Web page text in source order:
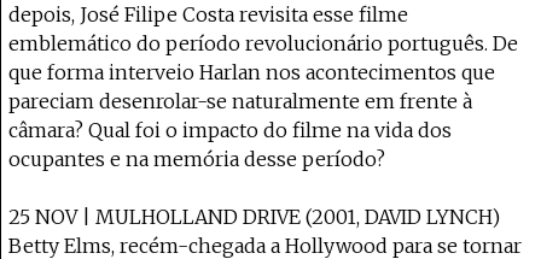
depois, José Filipe Costa revisita esse filme
emblemático do período revolucionário português. De
que forma interveio Harlan nos acontecimentos que
pareciam desenrolar-se naturalmente em frente à
câmara? Qual foi o impacto do filme na vida dos
ocupantes e na memória desse período?
25 NOV | MULHOLLAND DRIVE (2001, DAVID LYNCH)
Betty Elms, recém-chegada a Hollywood para se tornar